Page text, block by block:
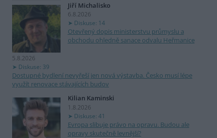
Jiří Michalisko
6.8.2026
Diskuse: 14
Otevřený dopis ministerstvu průmyslu a
obchodu ohledně sanace odvalu Heřmanice
5.8.2026
Diskuse: 39
Dostupné bydlení nevyřeší jen nová výstavba. Česko musí lépe
využít renovace stávajících budov
Kilian Kaminski
1.8.2026
Diskuse: 41
Evropa slibuje právo na opravu. Budou ale
opravy skutečně levnější?